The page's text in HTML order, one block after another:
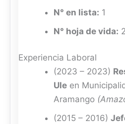
N° en lista: 1
N° hoja de vida:
Experiencia Laboral
(2023 – 2023)
Ule en
Aramango
(2015 – 2016)